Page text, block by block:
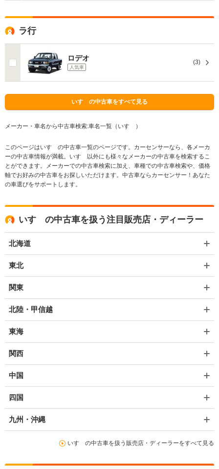
ラ行
ロデオ
人気車
(3)
いすゞの中古車をすべて見る
メーカー・車名から中古車検索:車名一覧（いすゞ）
このページはいすゞの中古車一覧のページです。カーセンサーなら、各メーカ
ーの中古車情報が満載。いすゞ以外にも様々なメーカーの中古車を検索するこ
とができます。メーカーでの中古車検索に加え、車種での中古車検索や、価格
軸でお好みの中古車をお探しいただけます。中古車ならカーセンサー！あなた
の車選びをサポートします。
いすゞの中古車を扱う注目販売店・ディーラー
北海道
東北
関東
北陸・甲信越
東海
関西
中国
四国
九州・沖縄
いすゞの中古車を扱う販売店・ディーラーをすべて見る